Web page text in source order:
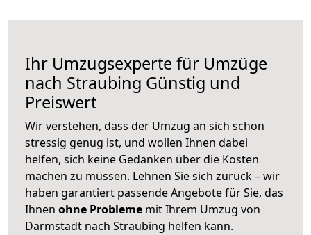
Ihr Umzugsexperte für Umzüge
nach Straubing Günstig und
Preiswert
Wir verstehen, dass der Umzug an sich schon
stressig genug ist, und wollen Ihnen dabei
helfen, sich keine Gedanken über die Kosten
machen zu müssen. Lehnen Sie sich zurück – wir
haben garantiert passende Angebote für Sie, das
Ihnen ohne Probleme mit Ihrem Umzug von
Darmstadt nach Straubing helfen kann.